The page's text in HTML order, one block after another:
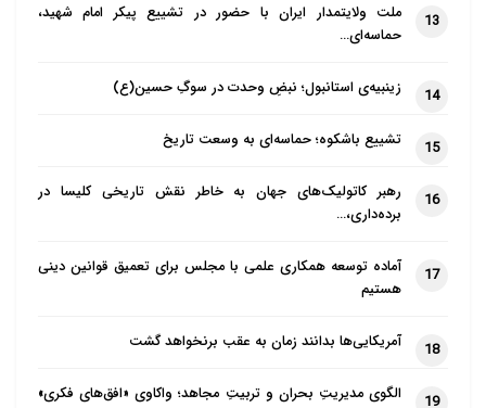
13
ملت ولایتمدار ایران با حضور در تشییع پیکر امام شهید،
حماسه‌ای…
14 زینبیه‌ی استانبول؛ نبضِ وحدت در سوگِ حسین(ع)
15 تشییع باشکوه؛ حماسه‌ای به وسعت تاریخ
16
رهبر کاتولیک‌های جهان به خاطر نقش تاریخی کلیسا در
برده‌داری،…
17
آماده توسعه همکاری علمی با مجلس برای تعمیق قوانین دینی
هستیم
18 آمریکایی‌ها بدانند زمان به عقب برنخواهد گشت
19
الگوی مدیریتِ بحران و تربیتِ مجاهد؛ واکاوی «افق‌های فکری»